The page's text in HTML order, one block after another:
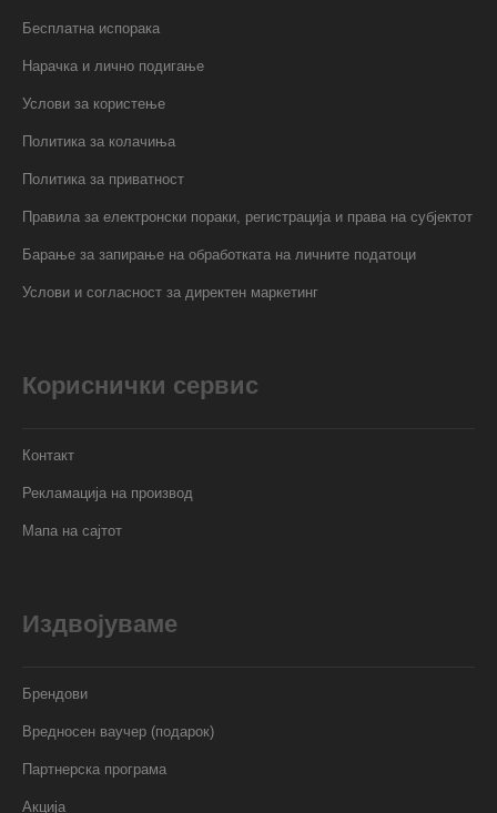
Бесплатна испорака
Нарачка и лично подигање
Услови за користење
Политика за колачиња
Политика за приватност
Правила за електронски пораки, регистрација и права на субјектот
Барање за запирање на обработката на личните податоци
Услови и согласност за директен маркетинг
Кориснички сервис
Контакт
Рекламација на производ
Мапа на сајтот
Издвојуваме
Брендови
Вредносен ваучер (подарок)
Партнерска програма
Акција